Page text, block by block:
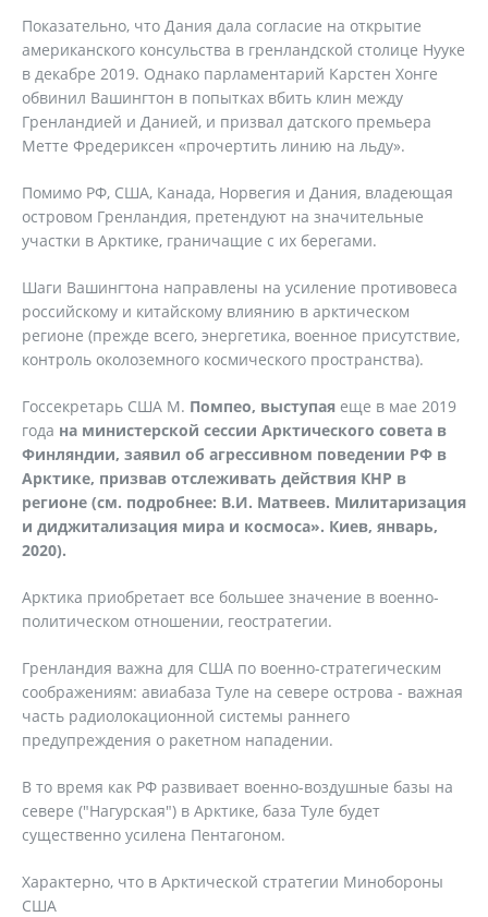
Показательно, что Дания дала согласие на открытие
американского консульства в гренландской столице Нууке
в декабре 2019. Однако парламентарий Карстен Хонге
обвинил Вашингтон в попытках вбить клин между
Гренландией и Данией, и призвал датского премьера
Метте Фредериксен «прочертить линию на льду».
Помимо РФ, США, Канада, Норвегия и Дания, владеющая
островом Гренландия, претендуют на значительные
участки в Арктике, граничащие с их берегами.
Шаги Вашингтона направлены на усиление противовеса
российскому и китайскому влиянию в арктическом
регионе (прежде всего, энергетика, военное присутствие,
контроль околоземного космического пространства).
Госсекретарь США М. Помпео, выступая еще в мае 2019
года на министерской сессии Арктического совета в
Финляндии, заявил об агрессивном поведении РФ в
Арктике, призвав отслеживать действия КНР в
регионе (см. подробнее: В.И. Матвеев. Милитаризация
и диджитализация мира и космоса». Киев, январь,
2020).
Арктика приобретает все большее значение в военно-
политическом отношении, геостратегии.
Гренландия важна для США по военно-стратегическим
соображениям: авиабаза Туле на севере острова - важная
часть радиолокационной системы раннего
предупреждения о ракетном нападении.
В то время как РФ развивает военно-воздушные базы на
севере ("Нагурская") в Арктике, база Туле будет
существенно усилена Пентагоном.
Характерно, что в Арктической стратегии Минобороны
США